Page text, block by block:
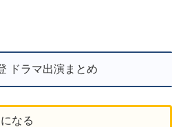
ドラマ出演まとめ
なる